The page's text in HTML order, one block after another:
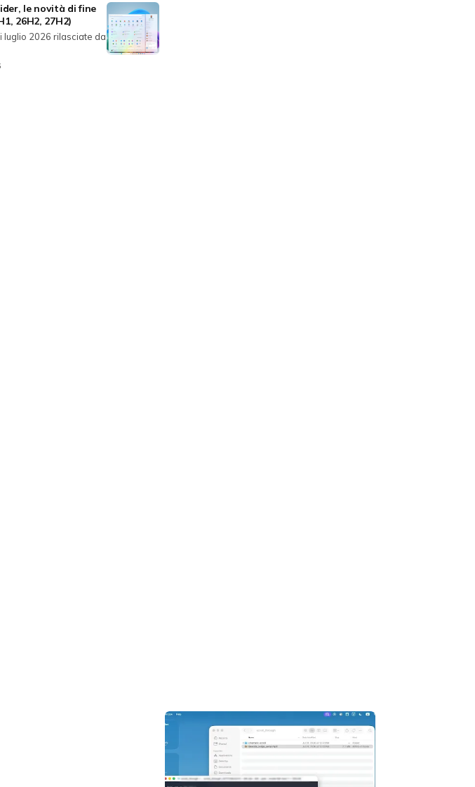
le novità di fine
26H2, 27H2)
luglio 2026 rilasciate da